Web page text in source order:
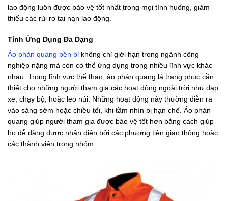
lao động luôn được bảo vệ tốt nhất trong mọi tình huống, giảm
thiểu các rủi ro tai nạn lao động.
Tính Ứng Dụng Đa Dạng
Áo phản quang bền bỉ không chỉ giới hạn trong ngành công
nghiệp nặng mà còn có thể ứng dụng trong nhiều lĩnh vực khác
nhau. Trong lĩnh vực thể thao, áo phản quang là trang phục cần
thiết cho những người tham gia các hoạt động ngoài trời như đạp
xe, chạy bộ, hoặc leo núi. Những hoạt động này thường diễn ra
vào sáng sớm hoặc chiều tối, khi tầm nhìn bị hạn chế. Áo phản
quang giúp người tham gia được bảo vệ tốt hơn bằng cách giúp
họ dễ dàng được nhận diện bởi các phương tiện giao thông hoặc
các thành viên trong nhóm.